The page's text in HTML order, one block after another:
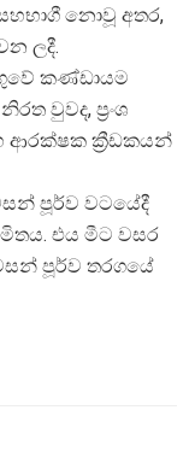
නොවූ අතර,
ලදී.
කණ්ඩායම
වුවද, ප්රංශ
ආරක්ෂක ක්රීඩකයන්
පූර්ව වටයේදී
එය මීට වසර
පූර්ව තරගයේ